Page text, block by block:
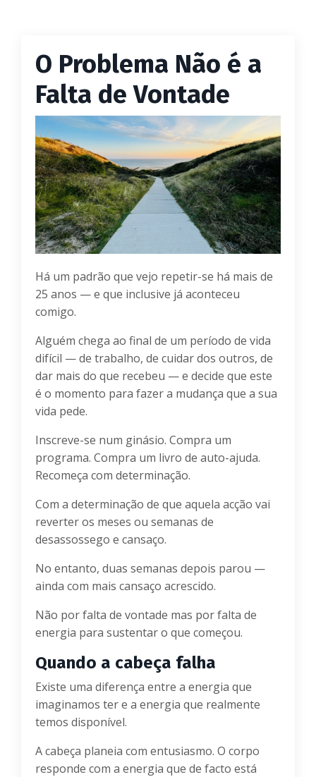
O Problema Não é a
Falta de Vontade
Há um padrão que vejo repetir-se há mais de
25 anos — e que inclusive já aconteceu
comigo.
Alguém chega ao final de um período de vida
difícil — de trabalho, de cuidar dos outros, de
dar mais do que recebeu — e decide que este
é o momento para fazer a mudança que a sua
vida pede.
Inscreve-se num ginásio. Compra um
programa. Compra um livro de auto-ajuda.
Recomeça com determinação.
Com a determinação de que aquela acção vai
reverter os meses ou semanas de
desassossego e cansaço.
No entanto, duas semanas depois parou —
ainda com mais cansaço acrescido.
Não por falta de vontade mas por falta de
energia para sustentar o que começou.
Quando a cabeça falha
Existe uma diferença entre a energia que
imaginamos ter e a energia que realmente
temos disponível.
A cabeça planeia com entusiasmo. O corpo
responde com a energia que de facto está